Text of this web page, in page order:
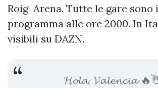
Roig Arena. Tutte le gare sono
programma alle ore 2000. In
visibili su DAZN.
𝓗𝓸𝓵𝓪, 𝓥𝓪𝓵𝓮𝓷𝓬𝓲𝓪